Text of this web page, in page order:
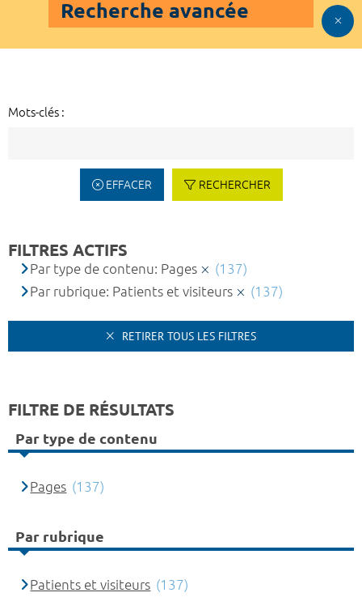
Recherche avancée
Mots-clés :
EFFACER RECHERCHER
FILTRES ACTIFS
Par type de contenu: Pages
(137)
Par rubrique: Patients et visiteurs
(137)
RETIRER TOUS LES FILTRES
FILTRE DE RÉSULTATS
Par type de contenu
Pages (137)
Par rubrique
Patients et visiteurs (137)